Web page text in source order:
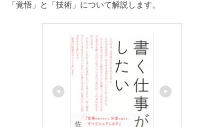
「覚悟」と「技術」について解説します。